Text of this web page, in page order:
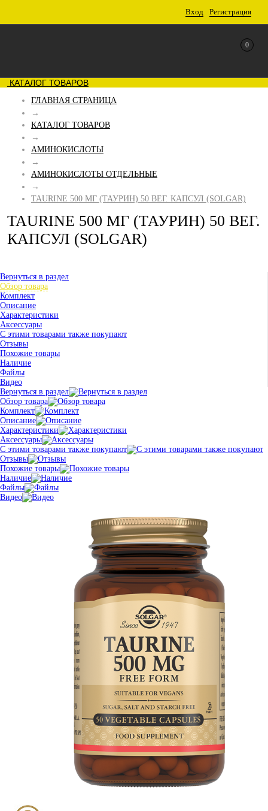
Вход Регистрация
0
КАТАЛОГ ТОВАРОВ
ГЛАВНАЯ СТРАНИЦА
→
КАТАЛОГ ТОВАРОВ
→
АМИНОКИСЛОТЫ
→
АМИНОКИСЛОТЫ ОТДЕЛЬНЫЕ
→
TAURINE 500 МГ (ТАУРИН) 50 ВЕГ. КАПСУЛ (SOLGAR)
TAURINE 500 МГ (ТАУРИН) 50 ВЕГ.
КАПСУЛ (SOLGAR)
Вернуться в раздел
Обзор товара
Комплект
Описание
Характеристики
Аксессуары
С этими товарами также покупают
Отзывы
Похожие товары
Наличие
Файлы
Видео
Вернуться в раздел
Обзор товара
Комплект
Описание
Характеристики
Аксессуары
С этими товарами также покупают
Отзывы
Похожие товары
Наличие
Файлы
Видео